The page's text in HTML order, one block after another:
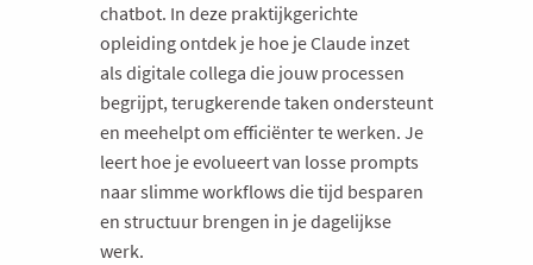
chatbot. In deze praktijkgerichte
opleiding ontdek je hoe je Claude inzet
als digitale collega die jouw processen
begrijpt, terugkerende taken ondersteunt
en meehelpt om efficiënter te werken. Je
leert hoe je evolueert van losse prompts
naar slimme workflows die tijd besparen
en structuur brengen in je dagelijkse
werk.